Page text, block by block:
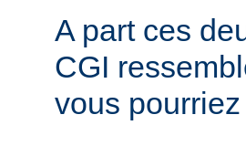
A part ces
CGI
vous